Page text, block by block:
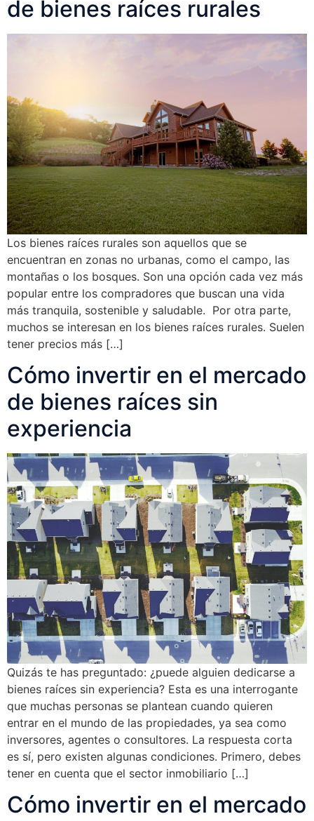
de bienes raíces rurales
Los bienes raíces rurales son aquellos que se
encuentran en zonas no urbanas, como el campo, las
montañas o los bosques. Son una opción cada vez más
popular entre los compradores que buscan una vida
más tranquila, sostenible y saludable. Por otra parte,
muchos se interesan en los bienes raíces rurales. Suelen
tener precios más […]
Cómo invertir en el mercado
de bienes raíces sin
experiencia
Quizás te has preguntado: ¿puede alguien dedicarse a
bienes raíces sin experiencia? Esta es una interrogante
que muchas personas se plantean cuando quieren
entrar en el mundo de las propiedades, ya sea como
inversores, agentes o consultores. La respuesta corta
es sí, pero existen algunas condiciones. Primero, debes
tener en cuenta que el sector inmobiliario […]
Cómo invertir en el mercado